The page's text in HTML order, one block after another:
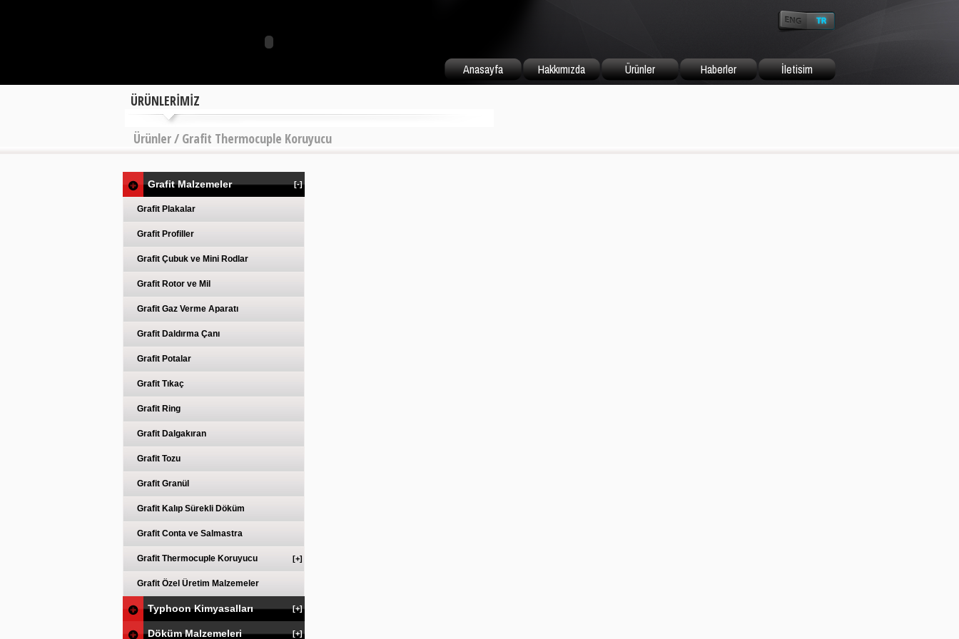
Anasayfa Hakkımızda Ürünler Haberler İletisim
ÜRÜNLERİMİZ
Ürünler / Grafit Thermocuple Koruyucu
Grafit Malzemeler [-]
Grafit Plakalar
Grafit Profiller
Grafit Çubuk ve Mini Rodlar
Grafit Rotor ve Mil
Grafit Gaz Verme Aparatı
Grafit Daldırma Çanı
Grafit Potalar
Grafit Tıkaç
Grafit Ring
Grafit Dalgakıran
Grafit Tozu
Grafit Granül
Grafit Kalıp Sürekli Döküm
Grafit Conta ve Salmastra
Grafit Thermocuple Koruyucu [+]
Grafit Özel Üretim Malzemeler
Typhoon Kimyasalları [+]
Döküm Malzemeleri [+]